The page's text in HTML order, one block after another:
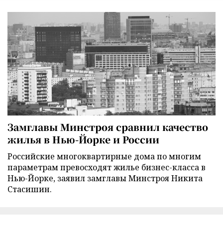
Замглавы Минстроя сравнил качество
жилья в Нью-Йорке и России
Российские многоквартирные дома по многим
параметрам превосходят жилье бизнес-класса в
Нью-Йорке, заявил замглавы Минстроя Никита
Стасишин.